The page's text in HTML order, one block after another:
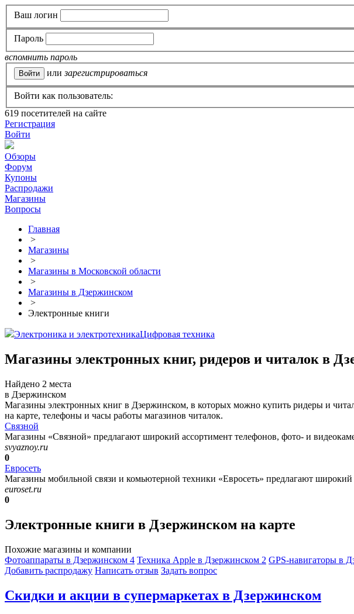
Ваш логин
Пароль
вспомнить пароль
или зарегистрироваться
Войти как пользователь:
619 посетителей на сайте
Регистрация
Войти
Обзоры
Форум
Купоны
Распродажи
Магазины
Вопросы
Главная
>
Магазины
>
Магазины в Московской области
>
Магазины в Дзержинском
>
Электронные книги
Электроника и электротехникаЦифровая техника
Магазины электронных книг, ридеров и читалок в
Найдено 2 места
в Дзержинском
Магазины электронных книг в Дзержинском, в которых можно купить ридеры и
на карте, телефоны и часы работы магазинов читалок.
Связной
Магазины «Связной» предлагают широкий ассортимент телефонов, фото- и
svyaznoy.ru
0
Евросеть
Магазины мобильной связи и комьютерной техники «Евросеть» предлагают широкий
euroset.ru
0
Электронные книги в Дзержинском на карте
Похожие магазины и компании
Фотоаппараты в Дзержинском 4 Техника Apple в Дзержинском 2 GPS-навигаторы в
Добавить раcпродажу Написать отзыв Задать вопрос
Скидки и акции в супермаркетах в Дзержинском